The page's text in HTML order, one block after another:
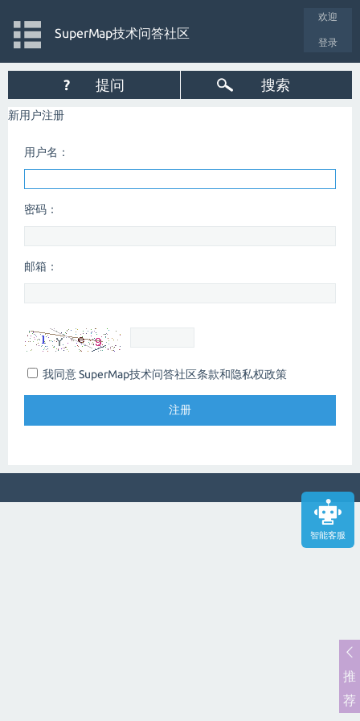
智能客服
欢迎
登录
SuperMap技术问答社区
? 提问 搜索
新用户注册
用户名：
密码：
邮箱：
我同意 SuperMap技术问答社区条款和隐私权政策